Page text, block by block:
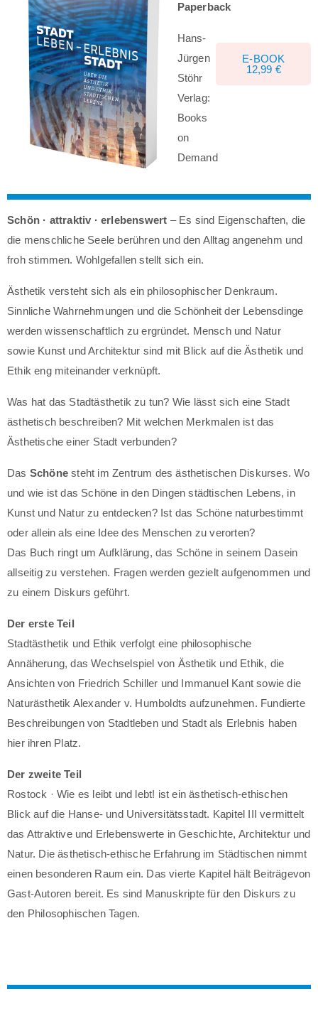
Paperback
Hans-
Jürgen
Stöhr
Verlag:
Books
on
Demand
E-BOOK
12,99 €
Schön · attraktiv · erlebenswert – Es sind Eigenschaften, die
die menschliche Seele berühren und den Alltag angenehm und
froh stimmen. Wohlgefallen stellt sich ein.
Ästhetik versteht sich als ein philosophischer Denkraum.
Sinnliche Wahrnehmungen und die Schönheit der Lebensdinge
werden wissenschaftlich zu ergründet. Mensch und Natur
sowie Kunst und Architektur sind mit Blick auf die Ästhetik und
Ethik eng miteinander verknüpft.
Was hat das Stadtästhetik zu tun? Wie lässt sich eine Stadt
ästhetisch beschreiben? Mit welchen Merkmalen ist das
Ästhetische einer Stadt verbunden?
Das Schöne steht im Zentrum des ästhetischen Diskurses. Wo
und wie ist das Schöne in den Dingen städtischen Lebens, in
Kunst und Natur zu entdecken? Ist das Schöne naturbestimmt
oder allein als eine Idee des Menschen zu verorten?
Das Buch ringt um Aufklärung, das Schöne in seinem Dasein
allseitig zu verstehen. Fragen werden gezielt aufgenommen und
zu einem Diskurs geführt.
Der erste Teil
Stadtästhetik und Ethik verfolgt eine philosophische
Annäherung, das Wechselspiel von Ästhetik und Ethik, die
Ansichten von Friedrich Schiller und Immanuel Kant sowie die
Naturästhetik Alexander v. Humboldts aufzunehmen. Fundierte
Beschreibungen von Stadtleben und Stadt als Erlebnis haben
hier ihren Platz.
Der zweite Teil
Rostock · Wie es leibt und lebt! ist ein ästhetisch-ethischen
Blick auf die Hanse- und Universitätsstadt. Kapitel III vermittelt
das Attraktive und Erlebenswerte in Geschichte, Architektur und
Natur. Die ästhetisch-ethische Erfahrung im Städtischen nimmt
einen besonderen Raum ein. Das vierte Kapitel hält Beiträgevon
Gast-Autoren bereit. Es sind Manuskripte für den Diskurs zu
den Philosophischen Tagen.